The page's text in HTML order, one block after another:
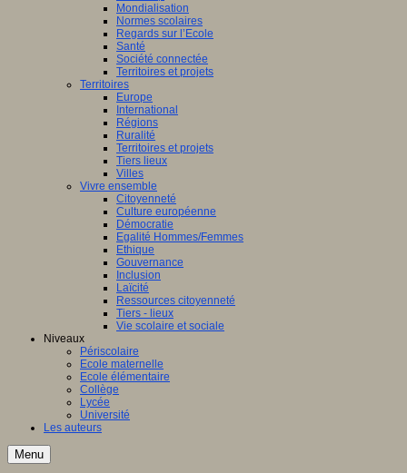
Mondialisation
Normes scolaires
Regards sur l’Ecole
Santé
Société connectée
Territoires et projets
Territoires
Europe
International
Régions
Ruralité
Territoires et projets
Tiers lieux
Villes
Vivre ensemble
Citoyenneté
Culture européenne
Démocratie
Egalité Hommes/Femmes
Ethique
Gouvernance
Inclusion
Laïcité
Ressources citoyenneté
Tiers - lieux
Vie scolaire et sociale
Niveaux
Périscolaire
Ecole maternelle
Ecole élémentaire
Collège
Lycée
Université
Les auteurs
Menu